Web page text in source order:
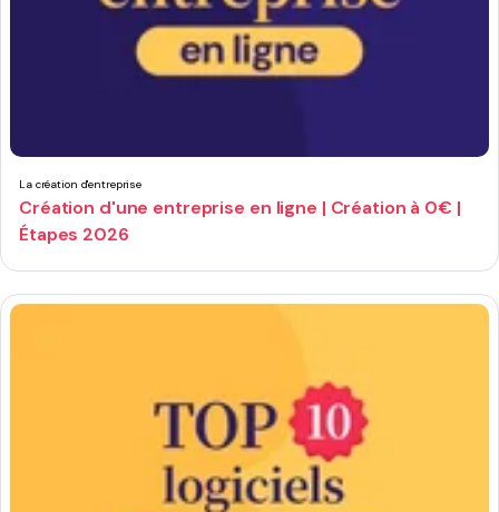
La création d'entreprise
Création d'une entreprise en ligne | Création à 0€ |
Étapes 2026